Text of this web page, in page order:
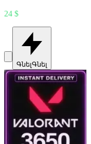
24 $
ԳնելԳնել